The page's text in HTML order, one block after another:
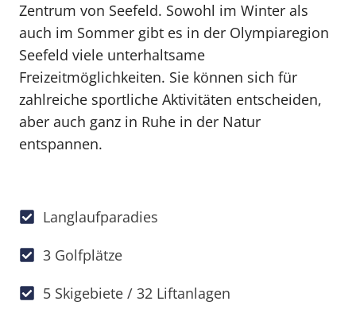
Zentrum von Seefeld. Sowohl im Winter als
auch im Sommer gibt es in der Olympiaregion
Seefeld viele unterhaltsame
Freizeitmöglichkeiten. Sie können sich für
zahlreiche sportliche Aktivitäten entscheiden,
aber auch ganz in Ruhe in der Natur
entspannen.
Langlaufparadies
3 Golfplätze
5 Skigebiete / 32 Liftanlagen